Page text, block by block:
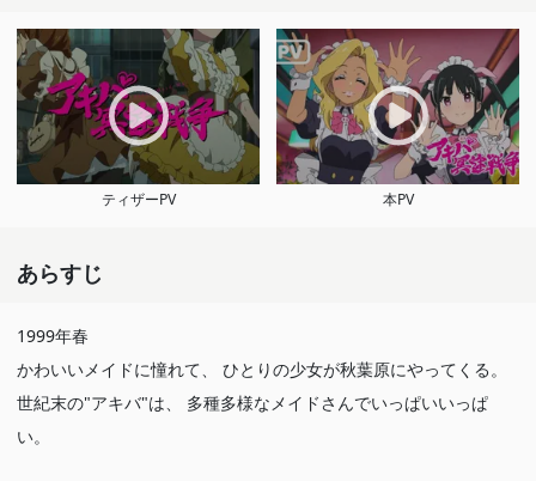
ティザーPV 本PV
あらすじ
1999年春
かわいいメイドに憧れて、 ひとりの少女が秋葉原にやってくる。
世紀末の"アキバ"は、 多種多様なメイドさんでいっぱいいっぱ
い。